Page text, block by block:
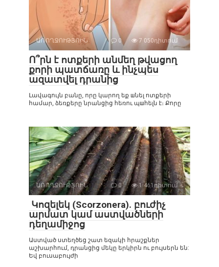
ԱՌՈՂՋՈՒԹՅՈԻՆ 0 7 050դիտում
Ո՞րն է ոտքերի անմեղ թվացող
քորի պատճառը և ինչպես
ազատվել դրանից
Լավագույն բանը, որը կարող եք шնել ոտքերի
համար, ձեռքերը նրանցից հեռու պшհելն է։ Քորը
ԱՌՈՂՋՈՒԹՅՈԻՆ 0 1 461դիտում
Կոզելեկ (Scorzonera). բուժիչ
արմատ կամ աստվածների
դեղամիջոց
Աստված ստեղծեց շատ եզակի հրաշքներ
աշխարհում, դրանցից մեկը երկիրն ու բույսերն են:
Եվ բուսաբույժի